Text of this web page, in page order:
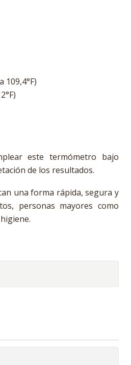
109,4°F)
este termómetro bajo
de los resultados.
una forma rápida, segura y
personas mayores como